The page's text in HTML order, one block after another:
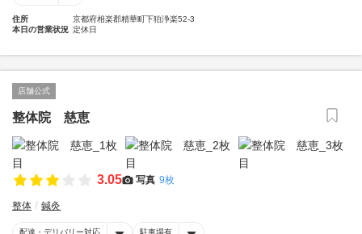
住所
京都府相楽郡精華町下狛浄楽52-3
本日の営業状況 定休日
店舗公式
整体院 慈恵
3.05 写真 9枚
整体 鍼灸
配達・デリバリー対応 駐車場有